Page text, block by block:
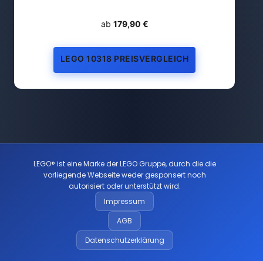
ab 179,90 €
LEGO 10318 PREISVERGLEICH
LEGO® ist eine Marke der LEGO Gruppe, durch die die
vorliegende Webseite weder gesponsert noch
autorisiert oder unterstützt wird.
Impressum
AGB
Datenschutzerklärung